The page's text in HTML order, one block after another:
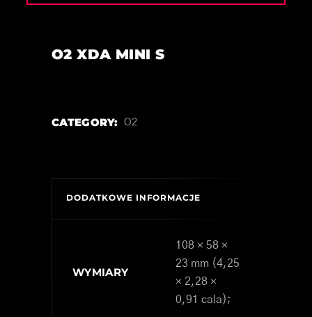
O2 XDA MINI S
CATEGORY: O2
DODATKOWE INFORMACJE
WYMIARY
108 × 58 ×
23 mm (4,25
× 2,28 ×
0,91 cala);